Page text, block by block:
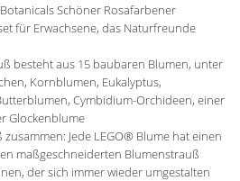
Schöner Rosafarbener
für Erwachsene, das Naturfreunde
besteht aus 15 baubaren Blumen, unter
Kornblumen, Eukalyptus,
Cymbidium-Orchideen, einer
Glockenblume
Jede LEGO® Blume hat einen
maßgeschneiderten Blumenstrauß
der sich immer wieder umgestalten